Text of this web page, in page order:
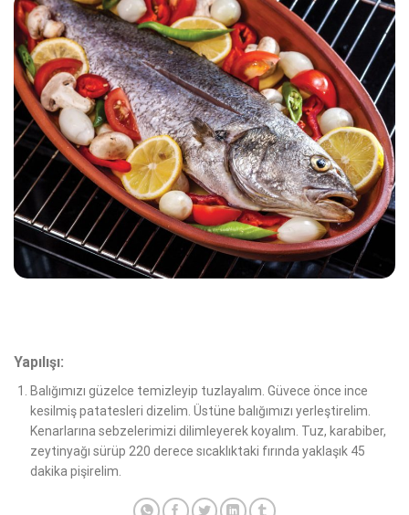
Yapılışı:
Balığımızı güzelce temizleyip tuzlayalım. Güvece önce ince
kesilmiş patatesleri dizelim. Üstüne balığımızı yerleştirelim.
Kenarlarına sebzelerimizi dilimleyerek koyalım. Tuz, karabiber,
zeytinyağı sürüp 220 derece sıcaklıktaki fırında yaklaşık 45
dakika pişirelim.